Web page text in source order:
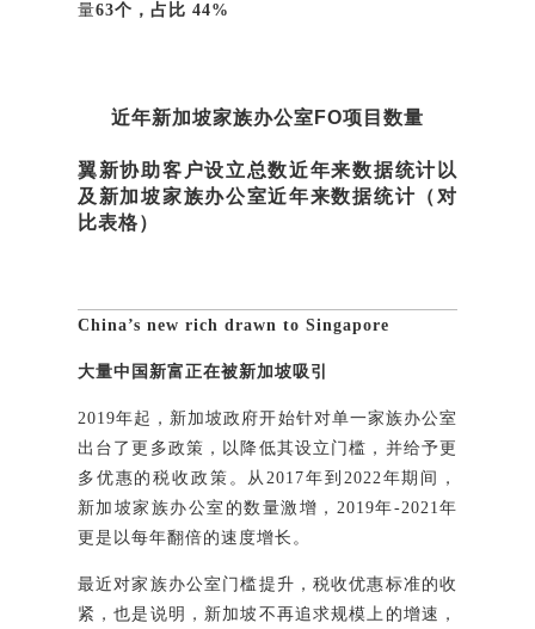
量63个，占比 44%
近年新加坡家族办公室FO项目数量
翼新协助客户设立总数近年来数据统计以
及 新加坡家族办公室近年来数据统计（对
比表格）
China’s new rich drawn to Singapore
大量中国新富正在被新加坡吸引
2019年起，新加坡政府开始针对单一家族办公室
出台了更多政策，以降低其设立门槛，并给予更
多优惠的税收政策。从2017年到2022年期间，
新加坡家族办公室的数量激增，2019年-2021年
更是以每年翻倍的速度增长。
最近对家族办公室门槛提升，税收优惠标准的收
紧，也是说明，新加坡不再追求规模上的增速，